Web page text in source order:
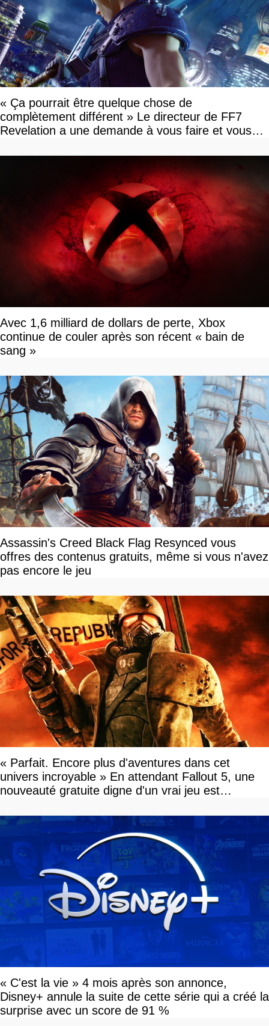
« Ça pourrait être quelque chose de
complètement différent » Le directeur de FF7
Revelation a une demande à vous faire et vous
Avec 1,6 milliard de dollars de perte, Xbox
continue de couler après son récent « bain de
sang »
Assassin's Creed Black Flag Resynced vous
offres des contenus gratuits, même si vous n'avez
pas encore le jeu
« Parfait. Encore plus d'aventures dans cet
univers incroyable » En attendant Fallout 5, une
nouveauté gratuite digne d'un vrai jeu est
« C'est la vie » 4 mois après son annonce,
Disney+ annule la suite de cette série qui a créé la
surprise avec un score de 91 %